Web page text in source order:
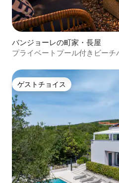
バンジョーレの町家・長屋
プライベートプール付きビーチ
ゲストチョイス
ゲストチョイス